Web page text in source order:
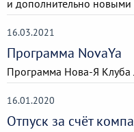
и дополнительно новыми
16.03.2021
Программа NovaYa
Программа Нова-Я Клуба
16.01.2020
Отпуск за счёт